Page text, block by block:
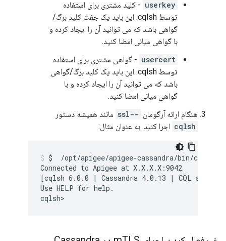
userkey - کلید مشتری برای استفاده
توسط cqlsh. این باید یک جفت کلید برگ/
گواهی باشد که می توانید آن را ایجاد کرده و
با گواهی میانی امضا کنید.
usercert - گواهی مشتری برای استفاده
توسط cqlsh. این باید یک کلید برگ/گواهی
باشد که می توانید آن را ایجاد کرده و با
گواهی میانی امضا کنید.
هنگام ارائه آرگومان --ssl
مانند همیشه دستور
cqlsh اجرا کنید. به عنوان مثال:
$  /opt/apigee/apigee-cassandra/bin/cqlsh
Connected to Apigee at X.X.X.X:9042
[cqlsh 6.0.0 | Cassandra 4.0.13 | CQL spec
Use HELP for help.